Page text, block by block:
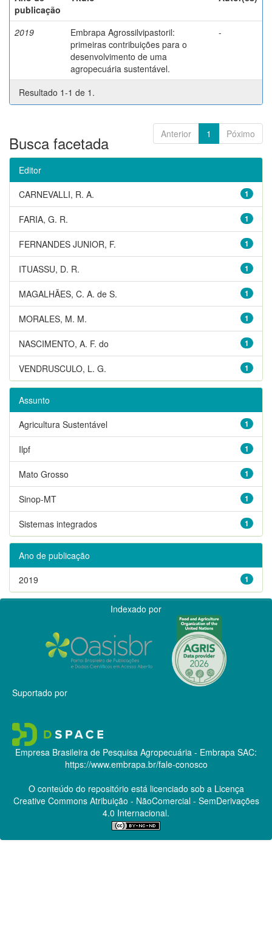
publicação
2019
Embrapa Agrossilvipastoril:
primeiras contribuições para o
desenvolvimento de uma
agropecuária sustentável.
-
Resultado 1-1 de 1.
Anterior 1 Póximo
Busca facetada
Editor
1
CARNEVALLI, R. A.
1
FARIA, G. R.
1
FERNANDES JUNIOR, F.
1
ITUASSU, D. R.
1
MAGALHÃES, C. A. de S.
1
MORALES, M. M.
1
NASCIMENTO, A. F. do
1
VENDRUSCULO, L. G.
Assunto
1
Agricultura Sustentável
1
Ilpf
1
Mato Grosso
1
Sinop-MT
1
Sistemas integrados
Ano de publicação
1
2019
Indexado por
Suportado por
Empresa Brasileira de Pesquisa Agropecuária - Embrapa SAC:
https://www.embrapa.br/fale-conosco
O conteúdo do repositório está licenciado sob a Licença
Creative CommonsAtribuição - NãoComercial - SemDerivações
4.0 Internacional.